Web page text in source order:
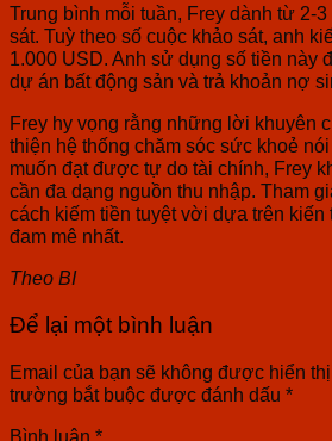
Trung bình mỗi tuần, Frey dành từ 2-
sát. Tuỳ theo số cuộc khảo sát, anh
1.000 USD. Anh sử dụng số tiền này
dự án bất động sản và trả khoản nợ
Frey hy vọng rằng những lời khuyên
thiện hệ thống chăm sóc sức khoẻ
muốn đạt được tự do tài chính, Frey
cần đa dạng nguồn thu nhập. Tham
cách kiếm tiền tuyệt vời dựa trên
đam mê nhất.
Theo BI
Để lại một bình luận
Email của bạn sẽ không được hiển
trường bắt buộc được đánh dấu *
Bình luận *